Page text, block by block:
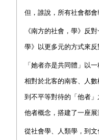
但，誰說，所有社會都
《南方的社會，學》反
學》以更多元的方式來
「她者亦是共同體」以
相對於北客的南客、人
到不平等對待的「他者」
他者概念，搭建了一座展
從社會學、人類學，到文